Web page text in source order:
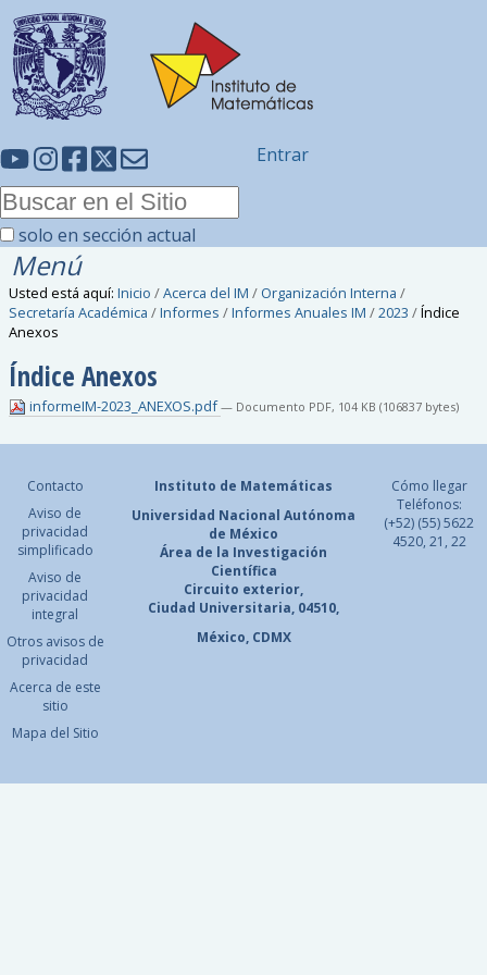
solo en sección actual
Entrar
Menú
Usted está aquí: Inicio /Acerca del IM / Organización Interna /
Secretaría Académica /Informes /Informes Anuales IM /2023 /Índice
Anexos
Índice Anexos
informeIM-2023_ANEXOS.pdf— Documento PDF, 104 KB (106837 bytes)
Contacto
Aviso de
privacidad
simplificado
Aviso de
privacidad
integral
Otros avisos de
privacidad
Acerca de este
sitio
Mapa del Sitio
Instituto de Matemáticas
Universidad Nacional Autónoma
de México
Área de la Investigación
Científica
Circuito exterior,
Ciudad Universitaria, 04510,
México, CDMX
Cómo llegar
Teléfonos:
(+52) (55) 5622
4520, 21, 22